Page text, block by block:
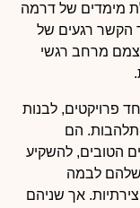
מימדים של דרמה
הקשר רגעים של
מרחב רגשי
פרויקטים, לבנות
הם
הטובים, להשקיע
שלהם לבמה
אך שניהם